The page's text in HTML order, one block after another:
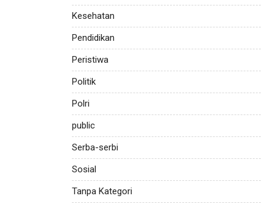
Kesehatan
Pendidikan
Peristiwa
Politik
Polri
public
Serba-serbi
Sosial
Tanpa Kategori